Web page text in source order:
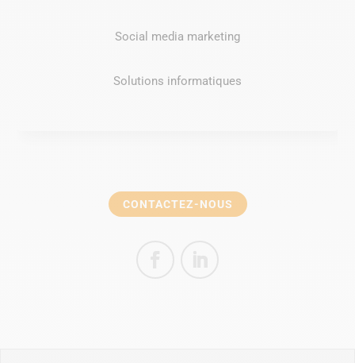
Social media marketing
Solutions informatiques
CONTACTEZ-NOUS